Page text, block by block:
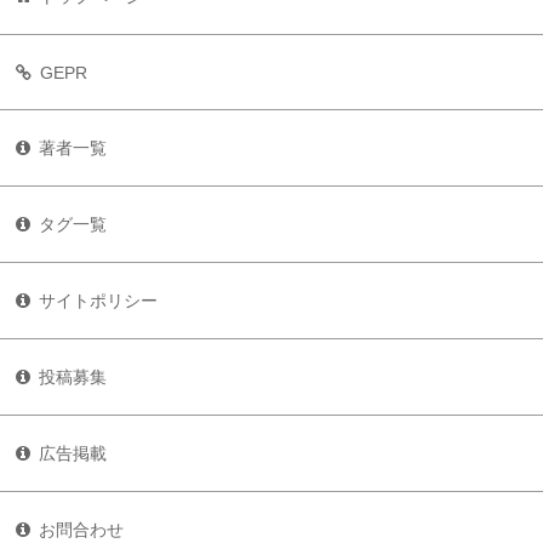
GEPR
著者一覧
タグ一覧
サイトポリシー
投稿募集
広告掲載
お問合わせ